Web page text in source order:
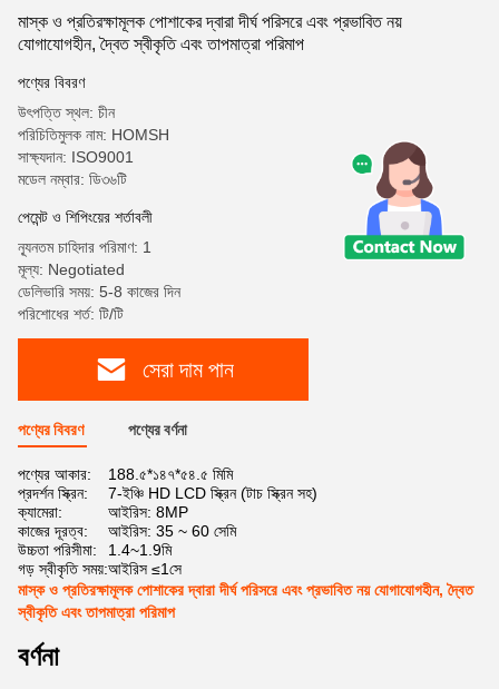
মাস্ক ও প্রতিরক্ষামূলক পোশাকের দ্বারা দীর্ঘ পরিসরে এবং প্রভাবিত নয়
যোগাযোগহীন, দ্বৈত স্বীকৃতি এবং তাপমাত্রা পরিমাপ
পণ্যের বিবরণ
উৎপত্তি স্থল: চীন
পরিচিতিমুলক নাম: HOMSH
সাক্ষ্যদান: ISO9001
মডেল নম্বার: ডি৩৬টি
পেমেন্ট ও শিপিংয়ের শর্তাবলী
ন্যূনতম চাহিদার পরিমাণ: 1
মূল্য: Negotiated
ডেলিভারি সময়: 5-8 কাজের দিন
পরিশোধের শর্ত: টি/টি
সেরা দাম পান
পণ্যের বিবরণ পণ্যের বর্ণনা
পণ্যের আকার:
188.৫*১৪৭*৫৪.৫ মিমি
প্রদর্শন স্ক্রিন:
7-ইঞ্চি HD LCD স্ক্রিন (টাচ স্ক্রিন সহ)
ক্যামেরা:
আইরিস: 8MP
কাজের দূরত্ব:
আইরিস: 35 ~ 60 সেমি
উচ্চতা পরিসীমা:
1.4~1.9মি
গড় স্বীকৃতি সময়:আইরিস ≤1সে
মাস্ক ও প্রতিরক্ষামূলক পোশাকের দ্বারা দীর্ঘ পরিসরে এবং প্রভাবিত নয় যোগাযোগহীন, দ্বৈত
স্বীকৃতি এবং তাপমাত্রা পরিমাপ
বর্ণনা